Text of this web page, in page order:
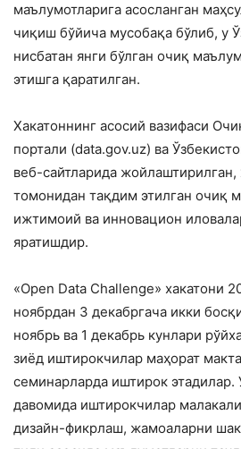
маълумотларига асосланган
чиқиш бўйича мусобақа бўлиб, у
нисбатан янги бўлган очиқ
этишга қаратилган.
Хакатоннинг асосий вазифаси
портали (data.gov.uz) ва
веб-сайтларида жойлаштирилган,
томонидан тақдим этилган очиқ
ижтимоий ва инновацион
яратишдир.
«Open Data Challenge» хакатони
ноябрдан 3 декабргача икки
ноябрь ва 1 декабрь кунлари
зиёд иштирокчилар маҳорат
семинарларда иштирок этадилар.
давомида иштирокчилар
дизайн-фикрлаш, жамоаларни